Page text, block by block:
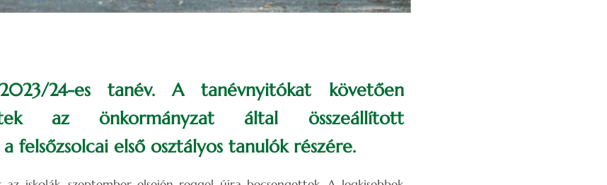
24-es tanév. A tanévnyitókat követően
az önkormányzat által összeállított
felsőzsolcai első osztályos tanulók részére.